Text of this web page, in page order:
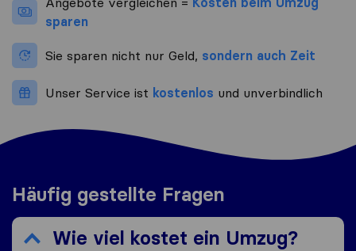
sparen
Sie sparen nicht nur Geld, sondern auch Zeit
Unser Service ist kostenlos und unverbindlich
Häufig gestellte Fragen
Wie viel kostet ein Umzug?